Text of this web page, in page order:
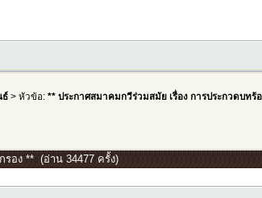
ธ์ > หัวข้อ:** ประกาศสมาคมกวีร่วมสมัย เรื่อง การประกวดบทร้
อง ** (อ่าน 34477 ครั้ง)